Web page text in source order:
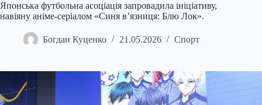
Японська футбольна асоціація запровадила ініціативу,
навіяну аніме-серіалом «Синя в’язниця: Блю Лок».
Богдан Куценко 21.05.2026 Спорт